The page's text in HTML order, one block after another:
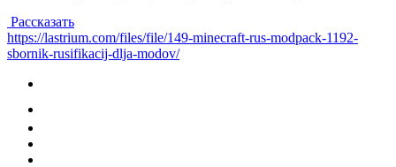
Рассказать
https://lastrium.com/files/file/149-minecraft-rus-modpack-1192-
sbornik-rusifikacij-dlja-modov/